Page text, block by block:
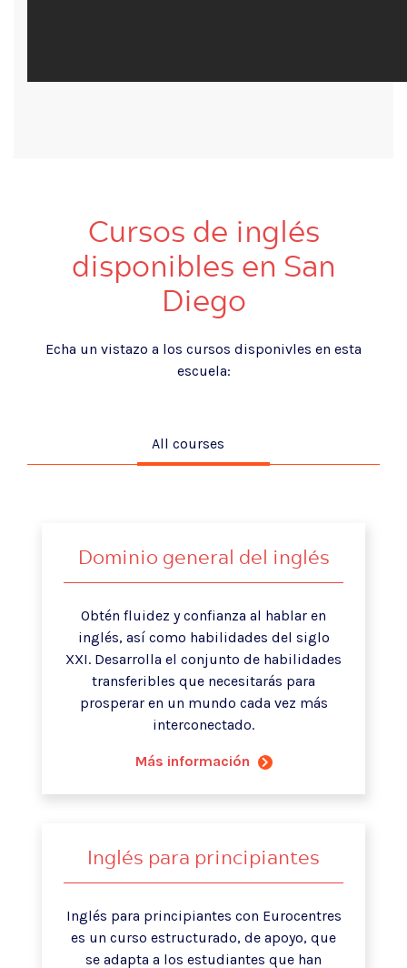
Cursos de inglés
disponibles en San
Diego
Echa un vistazo a los cursos disponivles en esta
escuela:
All courses
Dominio general del inglés
Obtén fluidez y confianza al hablar en
inglés, así como habilidades del siglo
XXI. Desarrolla el conjunto de habilidades
transferibles que necesitarás para
prosperar en un mundo cada vez más
interconectado.
Más información
Inglés para principiantes
Inglés para principiantes con Eurocentres
es un curso estructurado, de apoyo, que
se adapta a los estudiantes que han